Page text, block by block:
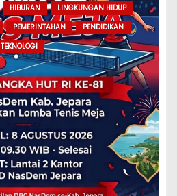
HIBURAN
LINGKUNGAN HIDUP
PEMERINTAHAN
PENDIDIKAN
TEKNOLOGI